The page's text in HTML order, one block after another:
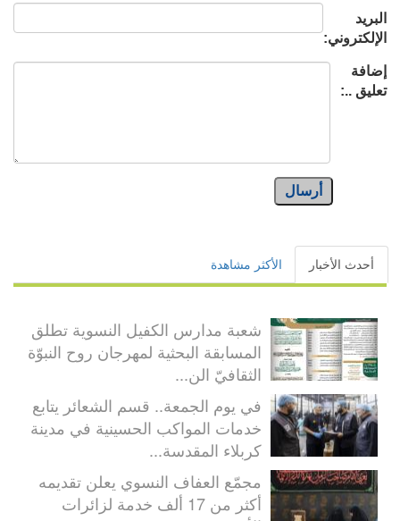
البريد
الإلكتروني:
إضافة
تعليق ..:
أرسال
أحدث الأخبار الأكثر مشاهدة
شعبة مدارس الكفيل النسوية تطلق
المسابقة البحثية لمهرجان روح النبوّة
الثقافيّ الن...
في يوم الجمعة.. قسم الشعائر يتابع
خدمات المواكب الحسينية في مدينة
كربلاء المقدسة...
مجمّع العفاف النسوي يعلن تقديمه
أكثر من 17 ألف خدمة لزائرات